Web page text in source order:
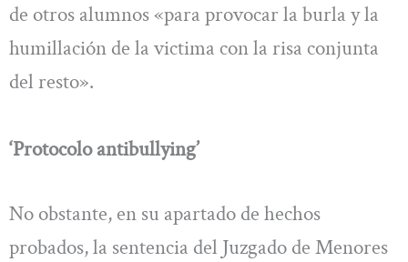
de otros alumnos «para provocar la burla y la
humillación de la victima con la risa conjunta
del resto».
‘Protocolo antibullying’
No obstante, en su apartado de hechos
probados, la sentencia del Juzgado de Menores